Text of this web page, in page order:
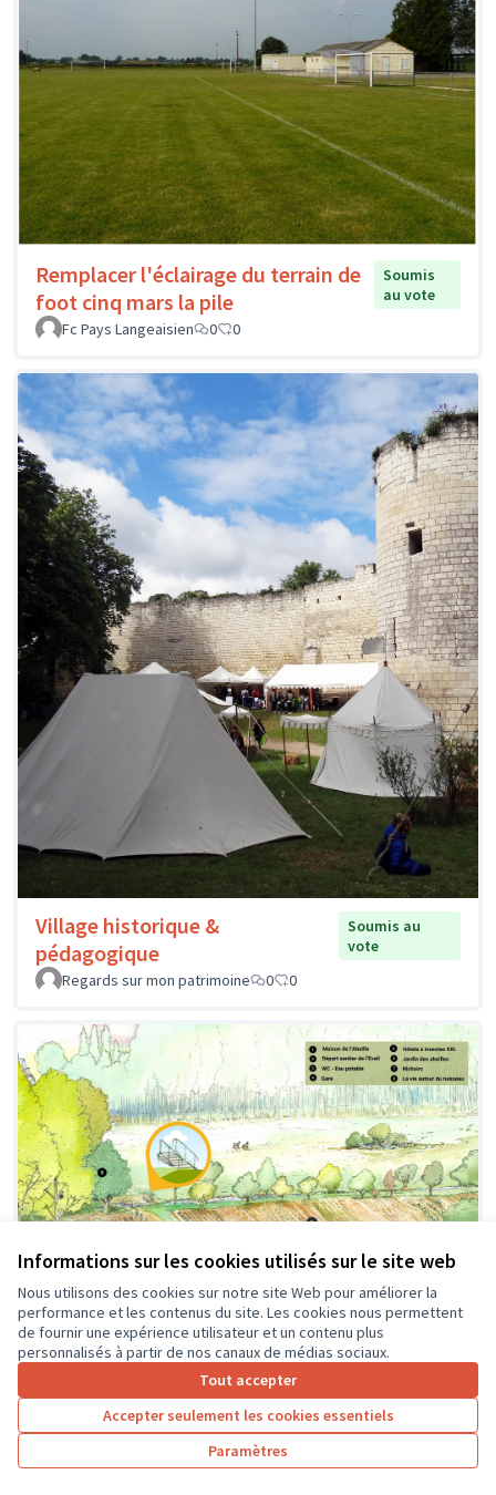
Informations sur les cookies utilisés sur le site web
Nous utilisons des cookies sur notre site Web pour améliorer la
performance et les contenus du site. Les cookies nous permettent
de fournir une expérience utilisateur et un contenu plus
personnalisés à partir de nos canaux de médias sociaux.
Tout accepter
Accepter seulement les cookies essentiels
Paramètres
Remplacer l'éclairage du terrain de
foot cinq mars la pile
Soumis
au vote
Fc Pays Langeaisien
0 0
Village historique &
pédagogique
Soumis au
vote
Regards sur mon patrimoine
0 0
Création d'une passerelle
Pageard
0 4